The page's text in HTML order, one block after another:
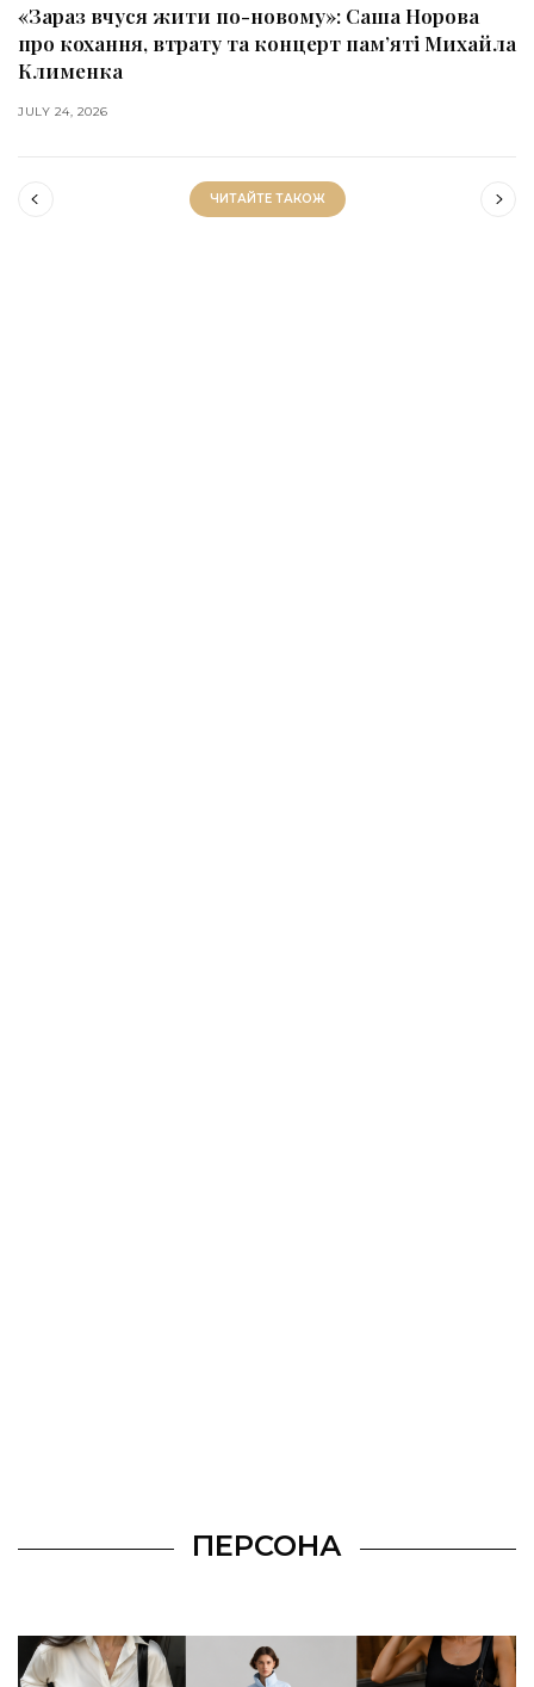
ЧИТАЙТЕ ТАКОЖ
Саша Норова
пам’яті Михайла
Парний вихід: Меган Маркл і
гала-вечорі в Канаді
ПЕРСОНА